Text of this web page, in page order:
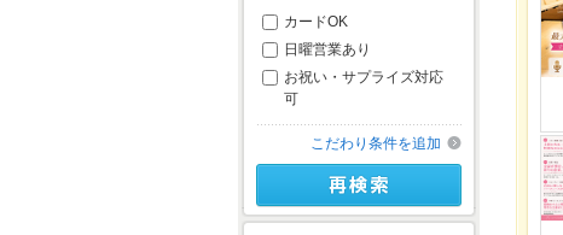
カードOK
日曜営業あり
お祝い・サプライズ対応
可
こだわり条件を追加